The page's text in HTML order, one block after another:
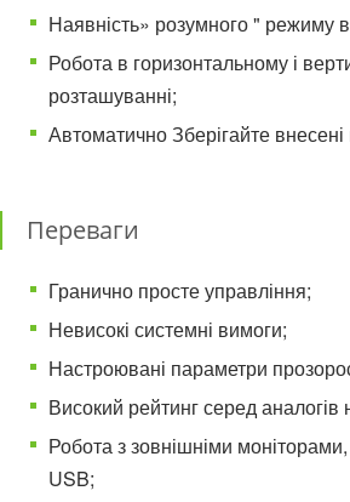
Наявність» розумного " режиму
Робота в горизонтальному і
розташуванні;
Автоматично Зберігайте
Переваги
Гранично просте управління;
Невисокі системні вимоги;
Настроювані параметри
Високий рейтинг серед
Робота з зовнішніми
USB;